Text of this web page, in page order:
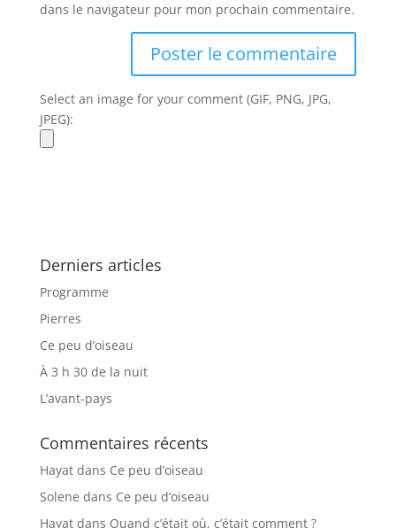
dans le navigateur pour mon prochain commentaire.
Select an image for your comment (GIF, PNG, JPG,
JPEG):
Derniers articles
Programme
Pierres
Ce peu d’oiseau
À 3 h 30 de la nuit
L’avant-pays
Commentaires récents
Hayatdans Ce peu d’oiseau
Solene dans Ce peu d’oiseau
Hayatdans Quand c’était où, c’était comment ?